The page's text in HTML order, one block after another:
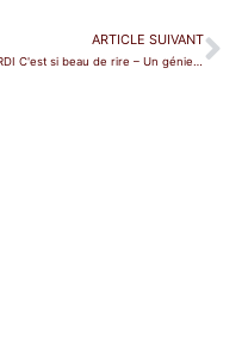
ARTICLE SUIVANT